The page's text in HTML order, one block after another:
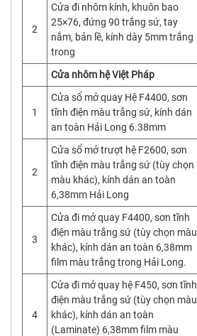
2
Cửa đi nhôm kính, khuôn bao
25×76, đứng 90 trắng sứ, tay
nắm, bản lề, kính dày 5mm trắng
trong
Cửa nhôm hệ Việt Pháp
1
Cửa sổ mở quay Hệ F4400, sơn
tĩnh điện màu trắng sứ, kính dán
an toàn Hải Long 6.38mm
2
Cửa sổ mở trượt hệ F2600, sơn
tĩnh điện màu trắng sứ (tùy chọn
màu khác), kính dán an toàn
6,38mm Hải Long
3
Cửa đi mở quay F4400, sơn tĩnh
điện màu trắng sứ (tùy chọn màu
khác), kính dán an toàn 6,38mm
film màu trắng trong Hải Long.
4
Cửa đi mở quay hệ F450, sơn tĩnh
điện màu trắng sứ (tùy chọn màu
khác), kính dán an toàn
(Laminate) 6,38mm film màu